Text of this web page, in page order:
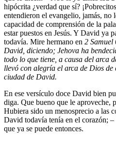
hipócrita ¿verdad que sí?
entendieron el evangelio, jamás, no
capacidad de comprensión de la
estar puestos en Jesús. Y David ya
todavía. Mire hermano en 2 Samuel
David, diciendo; Jehova ha
todo lo que tiene, a causa del arca
llevó con alegría el arca de Dios de
ciudad de David.
En ese versículo doce David bien
diga. Que bueno que le aproveche,
Hubiera sido un menosprecio a las
David todavía tenía en el corazón;
que ya se puede entonces.